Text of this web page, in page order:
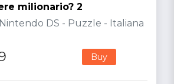
milionario? 2
DS - Puzzle - Italiana
Buy